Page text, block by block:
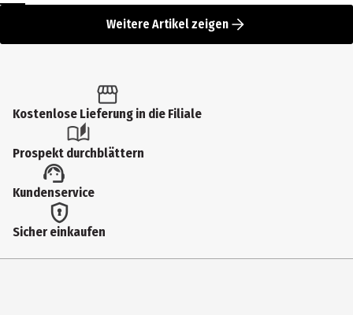
Weitere Artikel zeigen
Kostenlose Lieferung in die Filiale
Prospekt durchblättern
Kundenservice
Sicher einkaufen